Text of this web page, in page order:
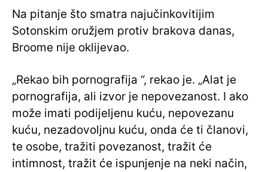
Na pitanje što smatra najučinkovitijim
Sotonskim oružjem protiv brakova danas,
Broome nije oklijevao.
„Rekao bih pornografija “, rekao je. „Alat je
pornografija, ali izvor je nepovezanost. I ako
može imati podijeljenu kuću, nepovezanu
kuću, nezadovoljnu kuću, onda će ti članovi,
te osobe, tražiti povezanost, tražit će
intimnost, tražit će ispunjenje na neki način,